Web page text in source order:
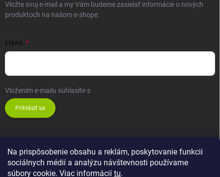
Na prispôsobenie obsahu a reklám, poskytovanie funkcií
sociálnych médií a analýzu návštevnosti používame
súbory cookie. Viac informácií tu.
Vložte svoj e-mail a my Vám budeme zasielať informácie o nových
produktoch na našom e-shope.
EMAIL
Vložením e-mailu súhlasíte s
Prihlásiť sa